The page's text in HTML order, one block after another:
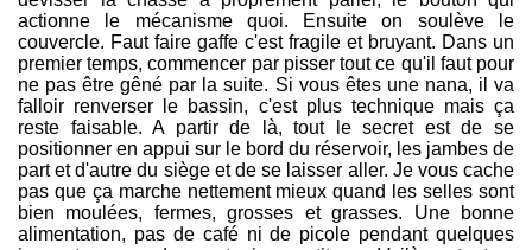
actionne le mécanisme quoi. Ensuite on soulève le
couvercle. Faut faire gaffe c'est fragile et bruyant. Dans un
premier temps, commencer par pisser tout ce qu'il faut pour
ne pas être gêné par la suite. Si vous êtes une nana, il va
falloir renverser le bassin, c'est plus technique mais ça
reste faisable. A partir de là, tout le secret est de se
positionner en appui sur le bord du réservoir, les jambes de
part et d'autre du siège et de se laisser aller. Je vous cache
pas que ça marche nettement mieux quand les selles sont
bien moulées, fermes, grosses et grasses. Une bonne
alimentation, pas de café ni de picole pendant quelques